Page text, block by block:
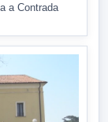
a Contrada